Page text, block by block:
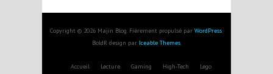
Copyright © 2026 Majin Blog. Fièrement propulsé par WordPress.
BoldR design par Iceable Themes.
Accueil Lecture Gaming High-Tech Lego